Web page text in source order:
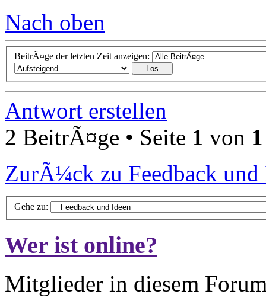
Nach oben
BeitrÃ¤ge der letzten Zeit anzeigen:
Antwort erstellen
2 BeitrÃ¤ge • Seite 1 von 1
ZurÃ¼ck zu Feedback und
Gehe zu:
Wer ist online?
Mitglieder in diesem